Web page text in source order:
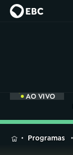
AO VIVO
MENUProgramas